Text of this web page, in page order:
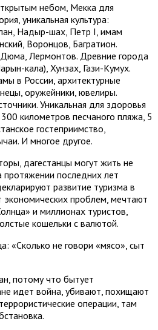
небом, Мекка для
уникальная культура:
Надыр-шах, Петр I, имам
Воронцов, Багратион.
Лермонтов. Древние города
кала), Хунзах, Гази-Кумух.
в России, архитектурные
оружейники, ювелиры.
Уникальная для здоровья
километров песчаного пляжа, 5
гостеприимство,
И многое другое.
дагестанцы могут жить не
последних лет
развитие туризма в
экономических проблем, мечтают
и миллионах туристов,
кошельки с валютой.
«Сколько не говори «мясо», сыт
потому что бытует
идет война, убивают, похищают
операции, там